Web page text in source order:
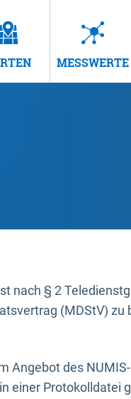
MESSWERTE
nach § 2
(MDStV) zu
Angebot des
einer Protokolldatei